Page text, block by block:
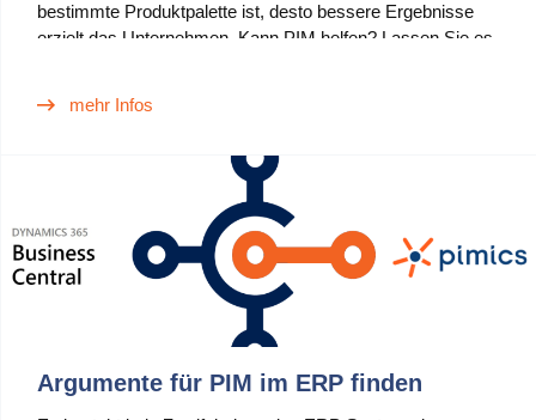
bestimmte Produktpalette ist, desto bessere Ergebnisse
erzielt das Unternehmen. Kann PIM helfen? Lassen Sie es
mehr Infos
Argumente für PIM im ERP finden